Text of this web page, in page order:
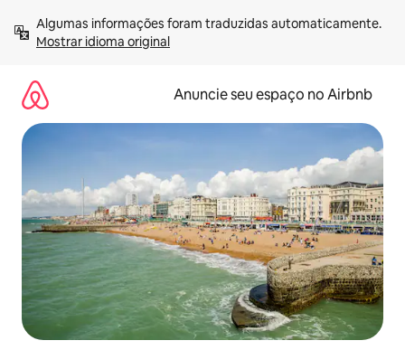
para
Mostrar idioma original
Anuncie seu espaço no Airbnb